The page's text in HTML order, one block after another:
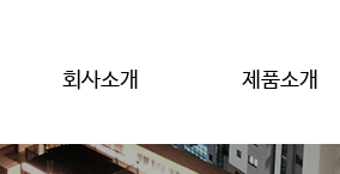
회사소개 제품소개